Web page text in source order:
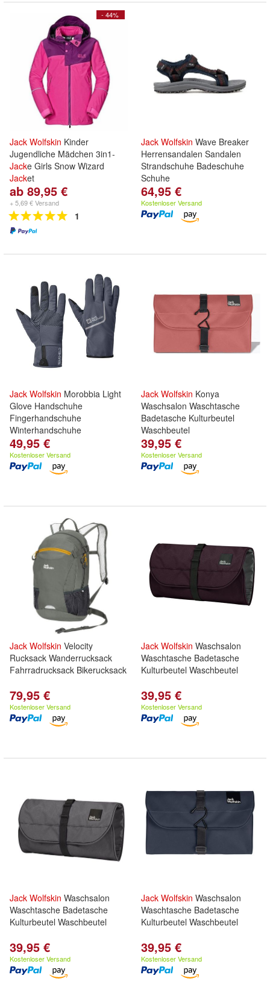
- 44%
Jack Wolfskin Kinder
Jugendliche Mädchen 3in1-
Jacke Girls Snow Wizard
Jacket
ab 89,95 €
+ 5,69 € Versand
1
Jack Wolfskin Wave Breaker
Herrensandalen Sandalen
Strandschuhe Badeschuhe
Schuhe
64,95 €
Kostenloser Versand
Jack Wolfskin Morobbia Light
Glove Handschuhe
Fingerhandschuhe
Winterhandschuhe
49,95 €
Kostenloser Versand
Jack Wolfskin Konya
Waschsalon Waschtasche
Badetasche Kulturbeutel
Waschbeutel
39,95 €
Kostenloser Versand
Jack Wolfskin Velocity
Rucksack Wanderrucksack
Fahrradrucksack Bikerucksack
79,95 €
Kostenloser Versand
Jack Wolfskin Waschsalon
Waschtasche Badetasche
Kulturbeutel Waschbeutel
39,95 €
Kostenloser Versand
Jack Wolfskin Waschsalon
Waschtasche Badetasche
Kulturbeutel Waschbeutel
39,95 €
Kostenloser Versand
Jack Wolfskin Waschsalon
Waschtasche Badetasche
Kulturbeutel Waschbeutel
39,95 €
Kostenloser Versand